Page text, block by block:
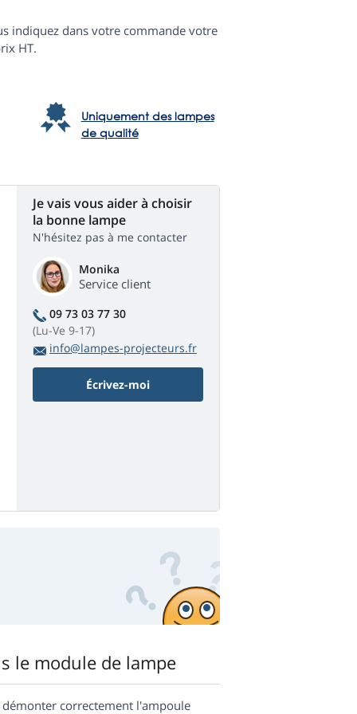
indiquez dans votre commande votre
HT.
Uniquement des lampes
de qualité
Je vais vous aider à choisir
la bonne lampe
N'hésitez pas à me contacter
Monika
Service client
09 73 03 77 30
(Lu-Ve 9-17)
info@lampes-projecteurs.fr
Écrivez-moi
le module de lampe
correctement l'ampoule